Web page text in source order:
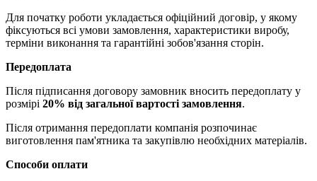
Для початку роботи укладається офіційний договір, у якому
фіксуються всі умови замовлення, характеристики виробу,
терміни виконання та гарантійні зобов'язання сторін.
Передоплата
Після підписання договору замовник вносить передоплату у
розмірі 20% від загальної вартості замовлення.
Після отримання передоплати компанія розпочинає
виготовлення пам'ятника та закупівлю необхідних матеріалів.
Способи оплати